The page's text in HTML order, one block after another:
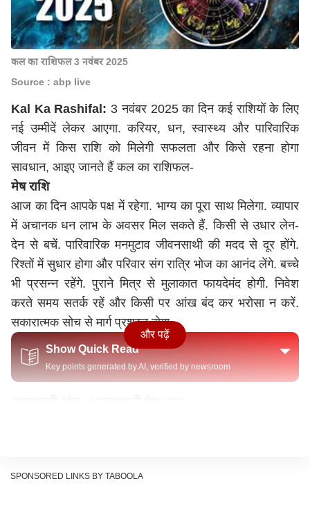
कल का राशिफल 3 नवंबर 2025
Source : abp live
Kal Ka Rashifal: 3 नवंबर2025 का दिन कई राशियों के लिए
नई उम्मीदें लेकर आएगा. करियर, धन, स्वास्थ्य और पारिवारिक
जीवन में किस राशि को मिलेगी सफलता और किसे रहना होगा
सावधान, आइए जानते हैं कल का राशिफल-
मेषराशि
आज का दिन आपके पक्ष में रहेगा. भाग्य का पूरा साथ मिलेगा. व्यापार
में अचानक धन लाभ के अवसर मिल सकते हैं. किसी से उधार लेन-
देन से बचें. पारिवारिक मनमुटाव जीवनसाथी की मदद से दूर होंगे.
रिश्तों में सुधार होगा और परिवार संग रात्रि भोज का आनंद लेंगे. बच्चे
भी प्रसन्न रहेंगे. पुराने मित्र से मुलाकात फायदेमंद होगी. निवेश
करते समय सतर्क रहें और किसी पर आंख बंद कर भरोसा न करें.
सकारात्मक सोच से मार्ग प्रशस्त होगा.
Show Quick Read
Key points generated by AI, verified by newsroom
रहेगा. घूमने की योजना बनेगी, जिससे माहौल खुशहाल रहेगा. कोई
और पढ़ें
SPONSORED LINKS BY TABOOLA